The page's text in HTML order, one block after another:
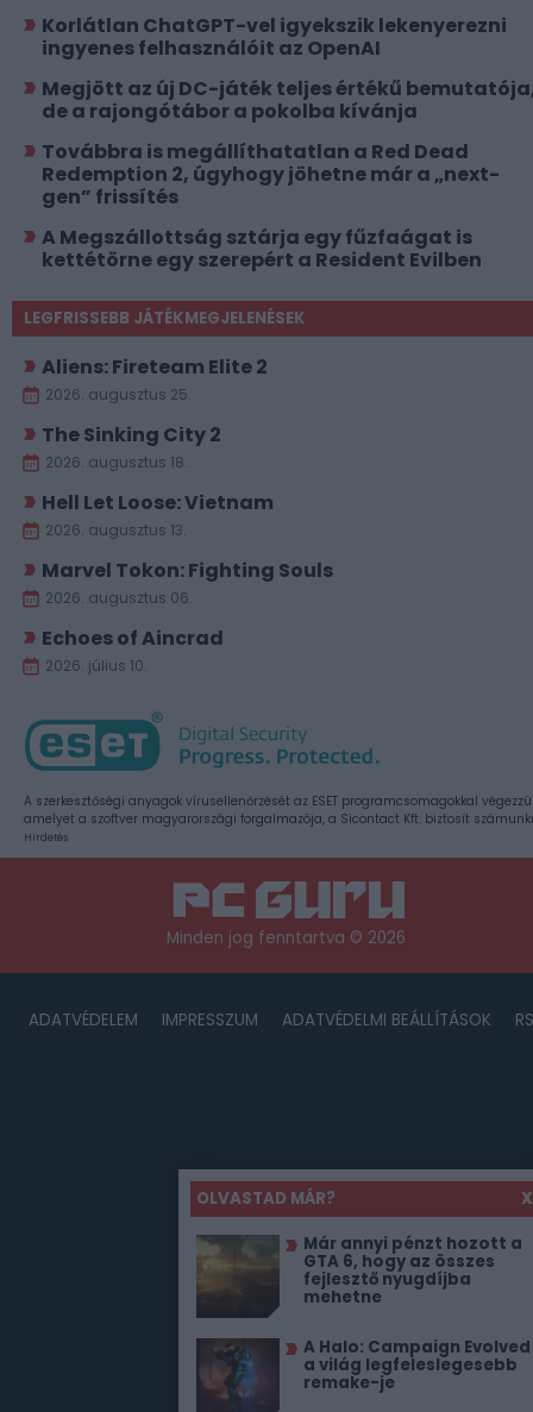
OLVASTAD MÁR?
X
Már annyi pénzt hozott a
GTA 6, hogy az összes
fejlesztő nyugdíjba
mehetne
A Halo: Campaign Evolved
a világ legfeleslegesebb
remake-je
Korlátlan ChatGPT-vel igyekszik lekenyerezni
ingyenes felhasználóit az OpenAI
Megjött az új DC-játék teljes értékű
de a rajongótábor a pokolba kívánja
Továbbra is megállíthatatlan a Red Dead
Redemption 2, úgyhogy jöhetne már a „next-
gen” frissítés
A Megszállottság sztárja egy fűzfaágat is
kettétörne egy szerepért a Resident Evilben
LEGFRISSEBB JÁTÉKMEGJELENÉSEK
Aliens: Fireteam Elite 2
2026. augusztus 25.
The Sinking City 2
2026. augusztus 18.
Hell Let Loose: Vietnam
2026. augusztus 13.
Marvel Tokon: Fighting Souls
2026. augusztus 06.
Echoes of Aincrad
2026. július 10.
A szerkesztőségi anyagok vírusellenőrzését az ESET programcsomagokkal
amelyet a szoftver magyarországi forgalmazója, a Sicontact Kft. biztosít
Hirdetés
Minden jog fenntartva © 2026
ADATVÉDELEM IMPRESSZUM ADATVÉDELMI BEÁLLÍTÁSOK